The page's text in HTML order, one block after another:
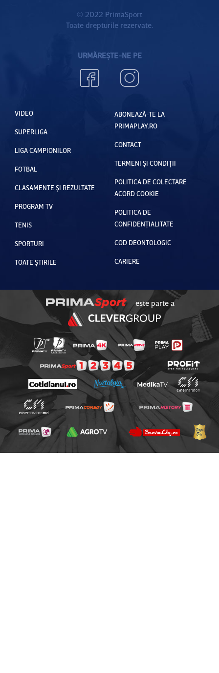
© 2022 PrimaSport
Toate drepturile rezervate.
URMĂREȘTE-NE PE
VIDEO
SUPERLIGA
LIGA CAMPIONILOR
FOTBAL
CLASAMENTE ȘI REZULTATE
PROGRAM TV
TENIS
SPORTURI
TOATE ȘTIRILE
ABONEAZĂ-TE LA
PRIMAPLAY.RO
CONTACT
TERMENI ȘI CONDIȚII
POLITICA DE COLECTARE
ACORD COOKIE
POLITICA DE
CONFIDENȚIALITATE
COD DEONTOLOGIC
CARIERE
este parte a